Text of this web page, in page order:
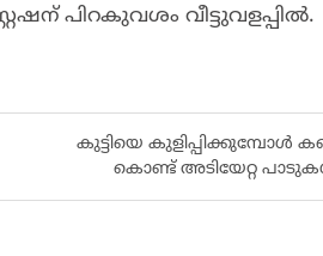
പിറകുവശം വീട്ടുവളപ്പിൽ.
കുട്ടിയെ കുളിപ്പിക്കുമ്പോൾ
കൊണ്ട് അടിയേറ്റ